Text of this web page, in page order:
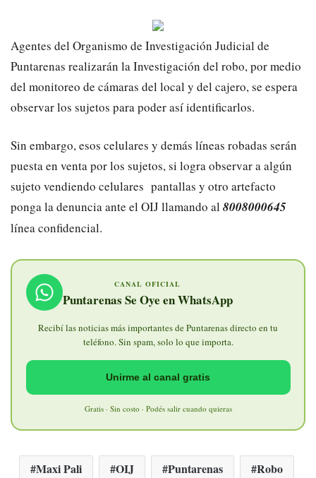
Agentes del Organismo de Investigación Judicial de
Puntarenas realizarán la Investigación del robo, por medio
del monitoreo de cámaras del local y del cajero, se espera
observar los sujetos para poder así identificarlos.
Sin embargo, esos celulares y demás líneas robadas serán
puesta en venta por los sujetos, si logra observar a algún
sujeto vendiendo celulares pantallas y otro artefacto
ponga la denuncia ante el OIJ llamando al 8008000645
línea confidencial.
CANAL OFICIAL
Puntarenas Se Oye en WhatsApp
Recibí las noticias más importantes de Puntarenas directo en tu
teléfono. Sin spam, solo lo que importa.
Unirme al canal gratis
Gratis · Sin costo · Podés salir cuando quieras
Maxi Pali OIJ Puntarenas Robo